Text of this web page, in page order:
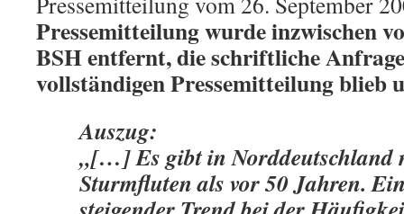
Pressemitteilung wurde inzwischen
BSH entfernt, die schriftliche
vollständigen Pressemitteilung blieb
Auszug:
„[…] Es gibt in Norddeutschland
Sturmfluten als vor 50 Jahren.